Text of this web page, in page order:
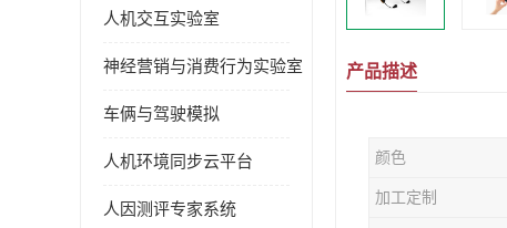
人机交互实验室
神经营销与消费行为实验室
车俩与驾驶模拟
人机环境同步云平台
人因测评专家系统
产品描述
颜色
加工定制